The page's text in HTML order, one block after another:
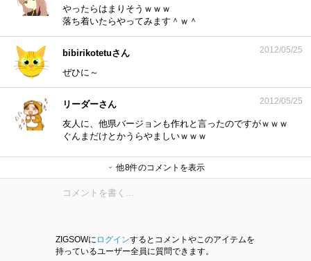
やったらはまりそうｗｗｗ
落ち着いたらやってみます＾ｗ＾
bibirikotetuさん 2012/05/25
ぜひに～
リーダーさん 2012/05/25
友人に、他県バージョンも作れと言ったのですがｗｗｗ
ぐんまだけとかうらやましいｗｗｗ
bibirikotetuさん
いぐなっちさん
bibirikotetuさん
がじおさん
bibirikotetuさん
我輩！テトであーる♪さん
bibirikotetuさん他8件のコメントを表示
ZIGSOWに ログインするとコメントやこのアイテムを
持っているユーザー全員に質問できます。